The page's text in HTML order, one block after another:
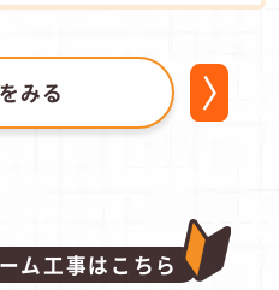
みる
ム工事はこちら